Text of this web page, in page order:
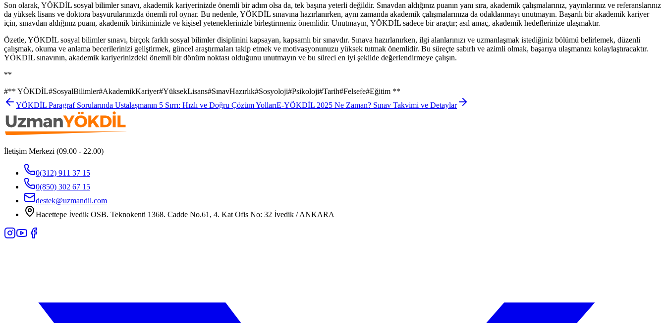
Son olarak, YÖKDİL sosyal bilimler sınavı, akademik kariyerinizde önemli bir adım olsa da, tek başına yeterli değildir. Sınavdan aldığınız puanın yanı sıra, akademik çalışmalarınız, yayınlarınız ve referanslarınız
da yüksek lisans ve doktora başvurularınızda önemli rol oynar. Bu nedenle, YÖKDİL sınavına hazırlanırken, aynı zamanda akademik çalışmalarınıza da odaklanmayı unutmayın. Başarılı bir akademik kariyer
için, sınavdan aldığınız puanı, akademik birikiminizle ve kişisel yeteneklerinizle birleştirmeniz önemlidir. Unutmayın, YÖKDİL sadece bir araçtır; asıl amaç, akademik hedeflerinize ulaşmaktır.
Özetle, YÖKDİL sosyal bilimler sınavı, birçok farklı sosyal bilimler disiplinini kapsayan, kapsamlı bir sınavdır. Sınava hazırlanırken, ilgi alanlarınızı ve uzmanlaşmak istediğiniz bölümü belirlemek, düzenli
çalışmak, okuma ve anlama becerilerinizi geliştirmek, güncel araştırmaları takip etmek ve motivasyonunuzu yüksek tutmak önemlidir. Bu süreçte sabırlı ve azimli olmak, başarıya ulaşmanızı kolaylaştıracaktır.
YÖKDİL sınavının, akademik kariyerinizdeki önemli bir dönüm noktası olduğunu unutmayın ve bu süreci en iyi şekilde değerlendirmeye çalışın.
**
#** YÖKDİL#SosyalBilimler#AkademikKariyer#YüksekLisans#SınavHazırlık#Sosyoloji#Psikoloji#Tarih#Felsefe#Eğitim **
YÖKDİL Paragraf Sorularında Ustalaşmanın 5 Sırrı: Hızlı ve Doğru Çözüm YollarıE-YÖKDİL 2025 Ne Zaman? Sınav Takvimi ve Detaylar
İletişim Merkezi (09.00 - 22.00)
0(312) 911 37 15
0(850) 302 67 15
destek@uzmandil.com
Hacettepe İvedik OSB. Teknokenti 1368. Cadde No.61, 4. Kat Ofis No: 32 İvedik / ANKARA